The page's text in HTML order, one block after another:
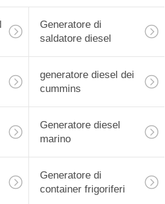
Generatore di
saldatore diesel
generatore diesel dei
cummins
Generatore diesel
marino
Generatore di
container frigoriferi